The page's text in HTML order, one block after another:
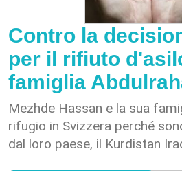
Contro la
per il rifiuto
famiglia
Mezhde Hassan e la sua
rifugio in Svizzera perché
dal loro paese, il Kurdistan